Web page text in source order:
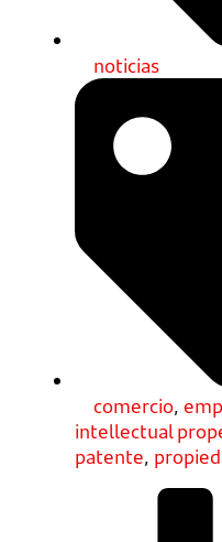
noticias
comercio,
intellectual
patente,